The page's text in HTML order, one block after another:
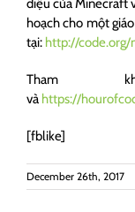
diệu của Minecraft
hoạch cho một
tại: http://
Tham
và https://
[fblike]
December 26th, 2017